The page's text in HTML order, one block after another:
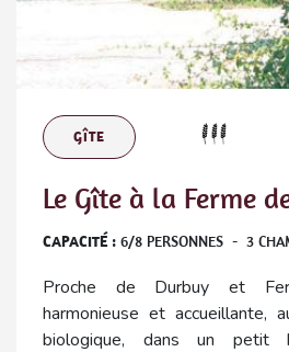
GÎTE
Le Gîte à la Ferme
CAPACITÉ : 6/8 PERSONNES - 3
Proche de Durbuy et
harmonieuse et accueillante,
biologique, dans un petit